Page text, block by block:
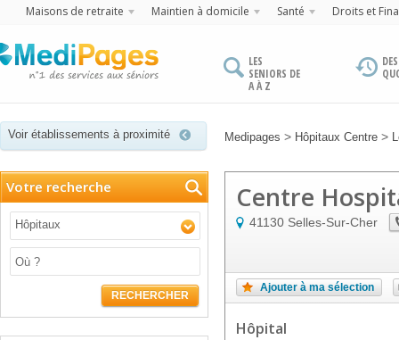
Maisons de retraite Maintien à domicile Santé Droits et
LES
SENIORS DE
A À Z
Voir établissements à proximité Medipages > Hôpitaux Centre >
Votre recherche
Hôpitaux
RECHERCHER
Centre
41130 Selles-Sur-Cher
Ajouter à ma sélection
Hôpital